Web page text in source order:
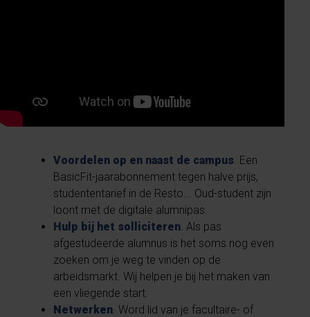
Voordelen op en naast de campus . Een
BasicFit-jaarabonnement tegen halve prijs,
studententarief in de Resto... Oud-student zijn
loont met de digitale alumnipas.
Hulp bij het solliciteren . Als pas
afgestudeerde alumnus is het soms nog even
zoeken om je weg te vinden op de
arbeidsmarkt. Wij helpen je bij het maken van
een vliegende start.
Netwerken . Word lid van je facultaire- of